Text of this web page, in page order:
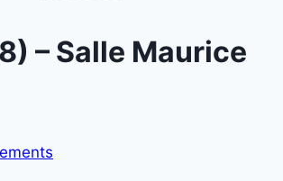
– Salle Maurice